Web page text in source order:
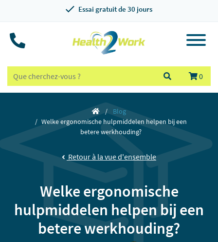
Essai gratuit de 30 jours
0
Blog
Welke ergonomische hulpmiddelen helpen bij een
betere werkhouding?
Retour à la vue d'ensemble
Welke ergonomische
hulpmiddelen helpen bij een
betere werkhouding?